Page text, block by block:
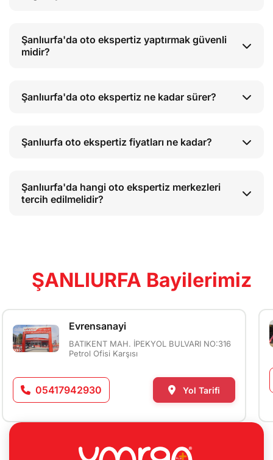
Şanlıurfa'da oto ekspertiz yaptırmak güvenli
midir?
Şanlıurfa'da oto ekspertiz ne kadar sürer?
Şanlıurfa oto ekspertiz fiyatları ne kadar?
Şanlıurfa'da hangi oto ekspertiz merkezleri
tercih edilmelidir?
ŞANLIURFA Bayilerimiz
Evrensanayi
BATIKENT MAH. İPEKYOL BULVARI NO:316
Petrol Ofisi Karşısı
05417942930 Yol Tarifi